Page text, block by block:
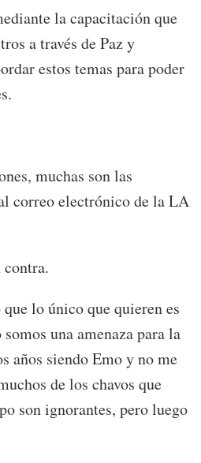
la capacitación que
a través de Paz y
estos temas para poder
muchas son las
correo electrónico de la LA
contra.
lo único que quieren es
una amenaza para la
años siendo Emo y no me
de los chavos que
son ignorantes, pero luego